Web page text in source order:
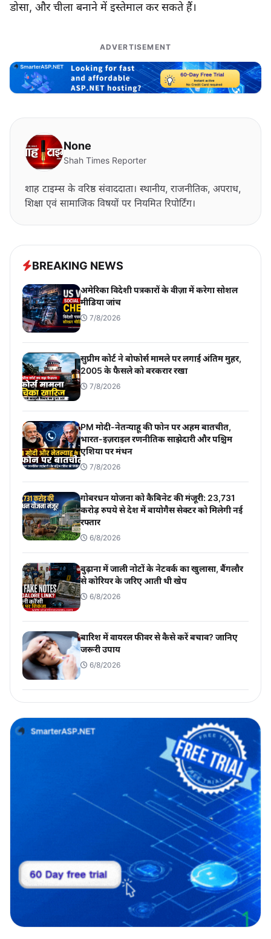
डोसा, और चीला बनाने में इस्तेमाल कर सकते हैं।
ADVERTISEMENT
None
Shah Times Reporter
शाह टाइम्स के वरिष्ठ संवाददाता। स्थानीय, राजनीतिक, अपराध,
शिक्षा एवं सामाजिक विषयों पर नियमित रिपोर्टिंग।
BREAKING NEWS
अमेरिका विदेशी पत्रकारों के वीज़ा में करेगा सोशल
मीडिया जांच
7/8/2026
सुप्रीम कोर्ट ने बोफोर्स मामले पर लगाई अंतिम मुहर,
2005 के फैसले को बरकरार रखा
7/8/2026
PM मोदी-नेतन्याहू की फोन पर अहम बातचीत,
भारत-इज़राइल रणनीतिक साझेदारी और पश्चिम
एशिया पर मंथन
7/8/2026
गोबरधन योजना को कैबिनेट की मंजूरी: 23,731
करोड़ रुपये से देश में बायोगैस सेक्टर को मिलेगी नई
रफ्तार
6/8/2026
बुढ़ाना में जाली नोटों के नेटवर्क का खुलासा, बैंगलौर
से कोरियर के जरिए आती थी खेप
6/8/2026
बारिश में वायरल फीवर से कैसे करें बचाव? जानिए
जरूरी उपाय
6/8/2026